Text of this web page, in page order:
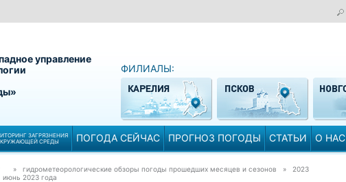
управление
ФИЛИАЛЫ:
ЗАГРЯЗНЕНИЯ
СРЕДЫ
ПОГОДА СЕЙЧАС ПРОГНОЗ ПОГОДЫ СТАТЬИ О НАС
» гидрометеорологические обзоры погоды прошедших месяцев и сезонов » 2023
июнь 2023 года